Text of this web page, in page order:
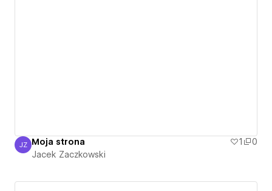
Jacek Zaczkowski
JZ Moja strona 1
0
Jacek Zaczkowski